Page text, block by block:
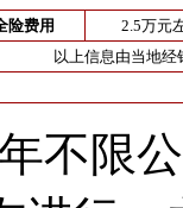
险费用
2.5万元
以上信息由当地
不限